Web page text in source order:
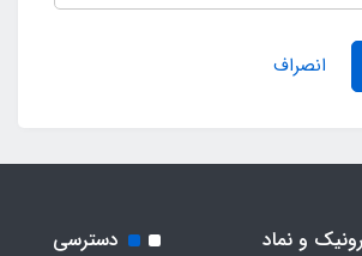
انصراف
و نماد
دسترسی